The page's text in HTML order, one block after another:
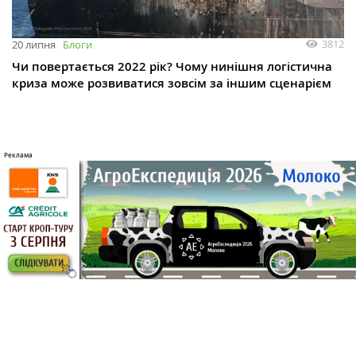
20 липня Блоги 3812
Чи повертається 2022 рік? Чому нинішня логістична
криза може розвиватися зовсім за іншим сценарієм